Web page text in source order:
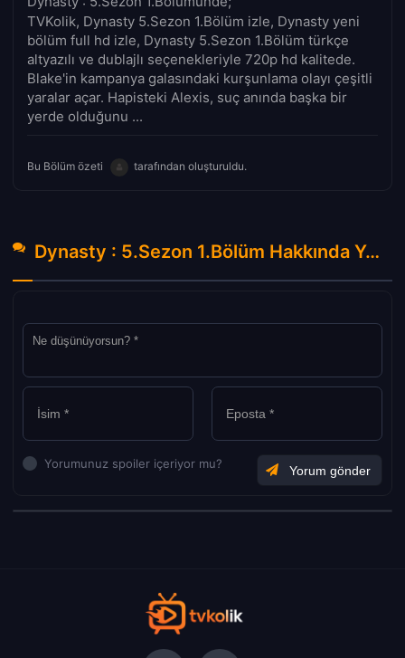
TVKolik, Dynasty 5.Sezon 1.Bölüm izle, Dynasty yeni
bölüm full hd izle, Dynasty 5.Sezon 1.Bölüm türkçe
altyazılı ve dublajlı seçenekleriyle 720p hd kalitede.
Blake'in kampanya galasındaki kurşunlama olayı çeşitli
yaralar açar. Hapisteki Alexis, suç anında başka bir
yerde olduğunu ...
Bu Bölüm özeti tarafından oluşturuldu.
Dynasty : 5.Sezon 1.Bölüm Hakkında Yorumlar
Yorumunuz spoiler içeriyor mu?